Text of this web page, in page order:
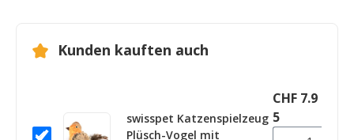
Kunden kauften auch
swisspet Katzenspielzeug
Plüsch-Vogel mit
CHF 7.9
5